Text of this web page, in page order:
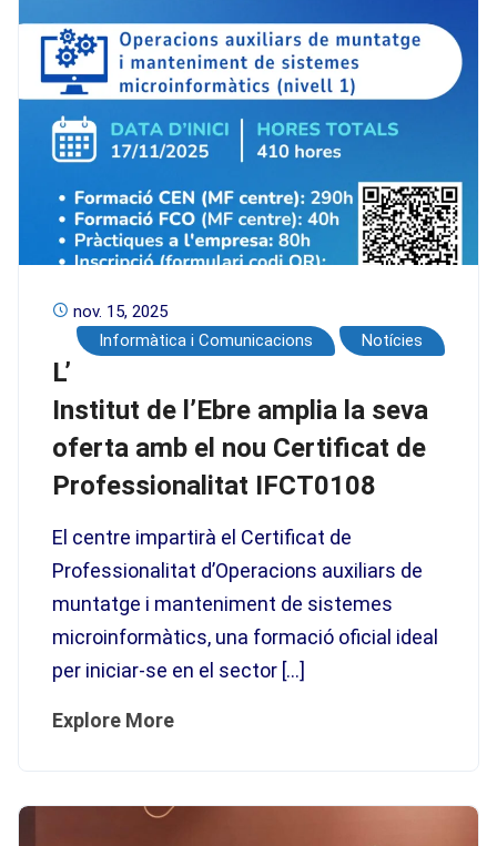
nov. 15, 2025
Informàtica i Comunicacions
Notícies
L’
Institut de l’Ebre amplia la seva
oferta amb el nou Certificat de
Professionalitat IFCT0108
El centre impartirà el Certificat de
Professionalitat d’Operacions auxiliars de
muntatge i manteniment de sistemes
microinformàtics, una formació oficial ideal
per iniciar-se en el sector […]
Explore More